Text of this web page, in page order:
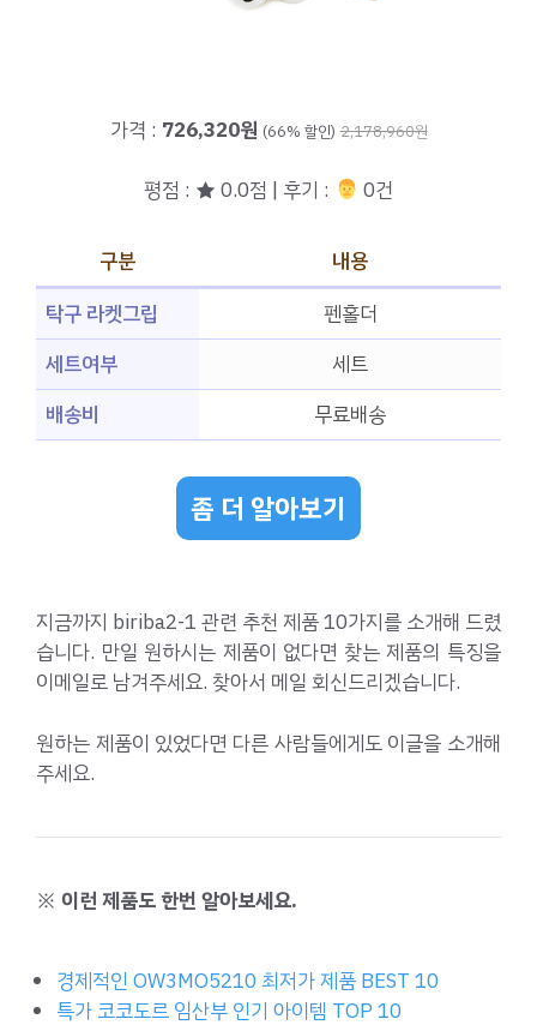
가격 : 726,320원 (66% 할인) 2,178,960원
평점 : ★ 0.0점 | 후기 : ‍‍ 0건
구분
내용
탁구 라켓그립
펜홀더
세트여부
세트
배송비
무료배송
좀 더 알아보기
지금까지 biriba2-1 관련 추천 제품 10가지를 소개해 드렸
습니다. 만일 원하시는 제품이 없다면 찾는 제품의 특징을
이메일로 남겨주세요. 찾아서 메일 회신드리겠습니다.
원하는 제품이 있었다면 다른 사람들에게도 이글을 소개해
주세요.
※ 이런 제품도 한번 알아보세요.
경제적인 OW3MO5210 최저가 제품 BEST 10
특가 코코도르 임산부 인기 아이템 TOP 10